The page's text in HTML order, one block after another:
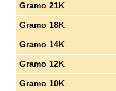
Gramo 21K
Gramo 18K
Gramo 14K
Gramo 12K
Gramo 10K